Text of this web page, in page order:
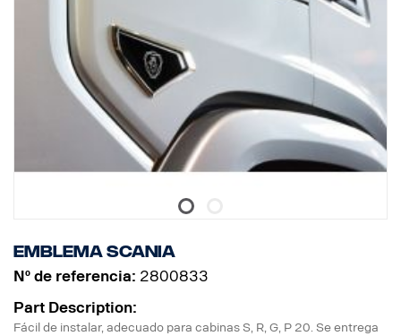
Emblema Scania
Nº de referencia: 2800833
Part Description:
Fácil de instalar, adecuado para cabinas S, R, G, P 20. Se entrega